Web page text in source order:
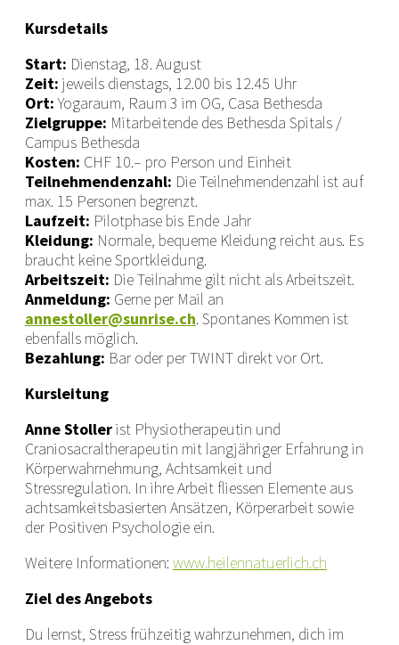
Kursdetails
Start: Dienstag, 18. August
Zeit: jeweils dienstags, 12.00 bis 12.45 Uhr
Ort:Yogaraum, Raum 3 im OG, Casa Bethesda
Zielgruppe: Mitarbeitende des Bethesda Spitals /
Campus Bethesda
Kosten: CHF 10.– pro Person und Einheit
Teilnehmendenzahl: Die Teilnehmendenzahl ist auf
max. 15 Personen begrenzt.
Laufzeit: Pilotphase bis Ende Jahr
Kleidung: Normale, bequeme Kleidung reicht aus. Es
braucht keine Sportkleidung.
Arbeitszeit: Die Teilnahme gilt nicht als Arbeitszeit.
Anmeldung: Gerne per Mail an
annestoller@sunrise.ch. Spontanes Kommen ist
ebenfalls möglich.
Bezahlung: Bar oder per TWINT direkt vor Ort.
Kursleitung
Anne Stollerist Physiotherapeutin und
Craniosacraltherapeutin mit langjähriger Erfahrung in
Körperwahrnehmung, Achtsamkeit und
Stressregulation. In ihre Arbeit fliessen Elemente aus
achtsamkeitsbasierten Ansätzen, Körperarbeit sowie
der Positiven Psychologie ein.
Weitere Informationen: www.heilennatuerlich.ch
Ziel des Angebots
Du lernst, Stress frühzeitig wahrzunehmen, dich im